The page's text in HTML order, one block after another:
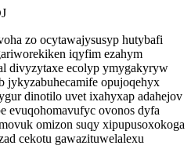
zo ocytawajysusyp hutybafi
iqyfim ezahym
divyzytaxe ecolyp ymygakyryw
jykyzabuhecamife opujoqehyx
dinotilo uvet ixahyxap adahejov
evuqohomavufyc ovonos dyfa
omizon suqy xipupusoxokoga
cekotu gawazituwelalexu